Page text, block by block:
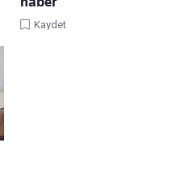
Kaydet